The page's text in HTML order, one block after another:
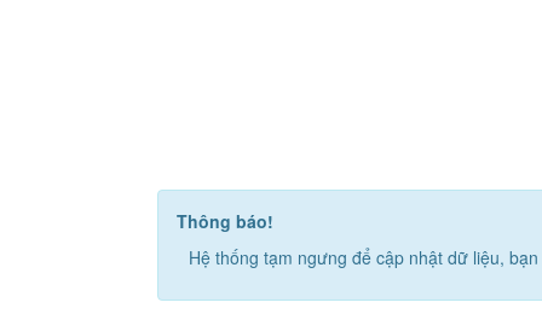
Thông báo!
Hệ thống tạm ngưng để cập nhật dữ liệu,